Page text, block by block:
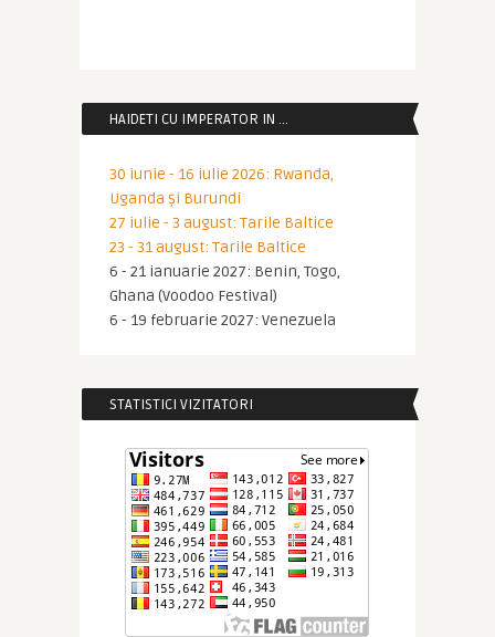
HAIDETI CU IMPERATOR IN …
30 iunie - 16 iulie 2026: Rwanda,
Uganda și Burundi
27 iulie - 3 august: Tarile Baltice
23 - 31 august: Tarile Baltice
6 - 21 ianuarie 2027: Benin, Togo,
Ghana (Voodoo Festival)
6 - 19 februarie 2027: Venezuela
STATISTICI VIZITATORI